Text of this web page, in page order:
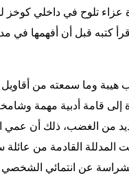
عزاء تلوح في داخلي كوخز
كتبه قبل أن أفهمها في
هيبة وما سمعته من
إلى قامة أدبية مهمة
من الغضب، ذلك أن عمي
المدللة القادمة من
عن انتمائي الشخصي